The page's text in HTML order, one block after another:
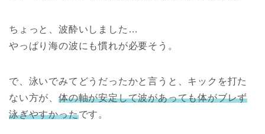
ちょっと、波酔いしました…
やっぱり海の波にも慣れが必要そう。
で、泳いでみてどうだったかと言うと、キックを打た
ない方が、 体の軸が安定して波があっても体がブレず
泳ぎやすかったです。